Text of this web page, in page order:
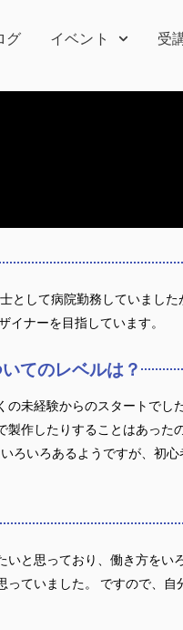
グ イベント 受
として病院勤務していまし
イナーを目指しています。
てのレベルは？
未経験からのスタートで
作したりすることはあっ
ろいろあるようですが、初
と思っており、働き方を
ていました。 ですので、